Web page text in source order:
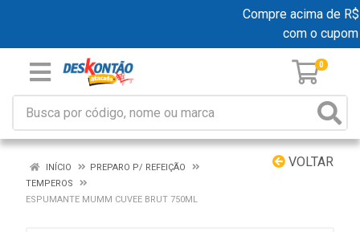
Compre acima de
com o cupom
0
VOLTAR
INÍCIO
PREPARO P/ REFEIÇÃO
TEMPEROS
ESPUMANTE MUMM CUVEE BRUT 750ML